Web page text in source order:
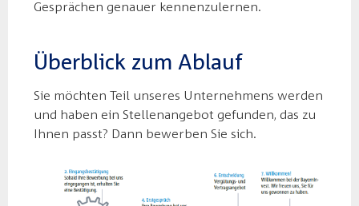
Gesprächen genauer kennenzulernen.
Überblick zum Ablauf
Sie möchten Teil unseres Unternehmens werden
und haben ein Stellenangebot gefunden, das zu
Ihnen passt? Dann bewerben Sie sich.